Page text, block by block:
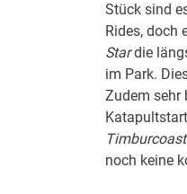
Stück sind
Rides, doch
Stardie
im Park.
Zudem sehr
noch keine